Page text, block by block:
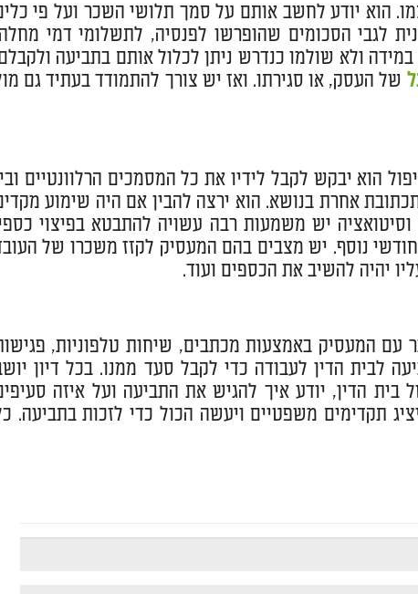
הוא יודע לחשב אותם על סמך תלושי השכר ועל פי
לגבי הסכומים שהופרשו לפנסיה, לתשלומי דמי
ולא שולמו כנדרש ניתן לכלול אותם בתביעה
של העסק, או סגירתו. ואז יש צורך להתמודד בעתיד גם
הוא יבקש לקבל לידיו את כל המסמכים הרלוונטיים
אחרת בנושא. הוא ירצה להבין אם היה שימוע
יש משמעות רבה עשויה להתבטא בפיצוי
נוסף. יש מצבים בהם המעסיק לקזז משכרו של
יהיה להשיב את הכספים ועוד.
עם המעסיק באמצעות מכתבים, שיחות טלפוניות,
לבית הדין לעבודה כדי לקבל סעד ממנו. בכל דיון
בית הדין, יודע איך להגיש את התביעה ועל איזה
תקדימים משפטיים ויעשה הכול כדי לזכות בתביעה.